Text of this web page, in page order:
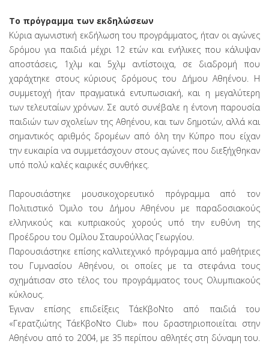
Το πρόγραμμα των εκδηλώσεων
Κύρια αγωνιστική εκδήλωση του προγράμματος, ήταν οι αγώνες
δρόμου για παιδιά μέχρι 12 ετών και ενήλικες που κάλυψαν
αποστάσεις, 1χλμ και 5χλμ αντίστοιχα, σε διαδρομή που
χαράχτηκε στους κύριους δρόμους του Δήμου Αθηένου. Η
συμμετοχή ήταν πραγματικά εντυπωσιακή, και η μεγαλύτερη
των τελευταίων χρόνων. Σε αυτό συνέβαλε η έντονη παρουσία
παιδιών των σχολείων της Αθηένου, και των δημοτών, αλλά και
σημαντικός αριθμός δρομέων από όλη την Κύπρο που είχαν
την ευκαιρία να συμμετάσχουν στους αγώνες που διεξήχθηκαν
υπό πολύ καλές καιρικές συνθήκες.
Παρουσιάστηκε μουσικοχορευτικό πρόγραμμα από τον
Πολιτιστικό Όμιλο του Δήμου Αθηένου με παραδοσιακούς
ελληνικούς και κυπριακούς χορούς υπό την ευθύνη της
Προέδρου του Ομίλου Σταυρούλλας Γεωργίου.
Παρουσιάστηκε επίσης καλλιτεχνικό πρόγραμμα από μαθήτριες
του Γυμνασίου Αθηένου, οι οποίες με τα στεφάνια τους
σχημάτισαν στο τέλος του προγράμματος τους Ολυμπιακούς
κύκλους.
Έγιναν επίσης επιδείξεις ΤάεΚβοΝτο από παιδιά του
«Γερατζιώτης ΤάεΚβοΝτο Club» που δραστηριοποιείται στην
Αθηένου από το 2004, με 35 περίπου αθλητές στη δύναμη του.